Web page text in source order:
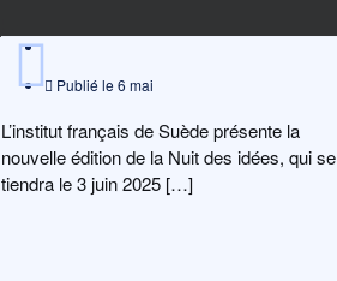
Publié le 6 mai
L’institut français de Suède présente la
nouvelle édition de la Nuit des idées, qui se
tiendra le 3 juin 2025 […]